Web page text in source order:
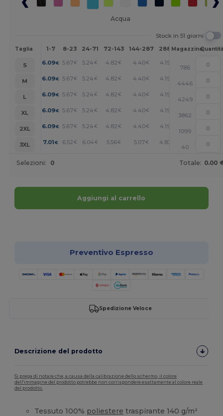
Acqua
Stock in 51 giorni
Taglia 1-7 8-23 24-71 72-143 144-287 288 + Altri
Magazzino
S 6.09€ 5.67€ 5.24 € 4.82 € 4.40€ 4.19 +
786
M
6.09€ 5.67€ 5.24 € 4.82 € 4.40€ 4.19 +
4446
L
6.09€ 5.67€ 5.24 € 4.82 € 4.40€ 4.19 +
4249
XL
6.09€ 5.67€ 5.24 € 4.82 € 4.40€ 4.19 +
3862
2XL
6.09€ 5.67€ 5.24 € 4.82 € 4.40€ 4.19 +
1099
3XL
7.01 € 6.52€ 6.04€ 5.56€ 5.07€ 4.83 +
40
Selezioni: 0 Totale: 0.00
Aggiungi al carrello
Preventivo Espresso
Spedizione Veloce
Descrizione del prodotto
Si prega di notare che, a causa della calibrazione dello schermo, il colore
dell'immagine del prodotto potrebbe non corrispondere esattamente al colore reale
del prodotto.
Tessuto 100% poliestere traspirante 140 g/m²